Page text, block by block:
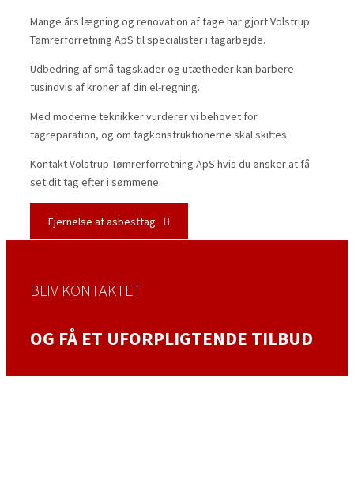
Mange års lægning og renovation af tage har gjort Volstrup
Tømrerforretning ApS til specialister i tagarbejde.
Udbedring af små tagskader og utætheder kan barbere
tusindvis af kroner af din el-regning.
Med moderne teknikker vurderer vi behovet for
tagreparation, og om tagkonstruktionerne skal skiftes.
Kontakt Volstrup Tømrerforretning ApS hvis du ønsker at få
set dit tag efter i sømmene.​
Fjernelse af asbesttag
BLIV KONTAKTET
OG FÅ ET UFORPLIGTENDE TILBUD